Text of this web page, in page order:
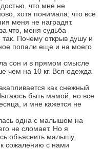
что мне не
хотя понимала, что все
меня не наградят.
что, меня судьба
Почему открыв душу и
попали еще и на моего
сон и в прямом смысле
чем на 10 кг. Вся одежда
как снежный
быть мамой, но все
и мне кажется не
одна с малышом на
не сломает. Но я
объяснить малышу,
сожалению с нами